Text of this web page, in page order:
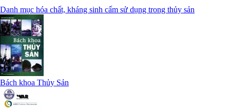
Danh mục hóa chất, kháng sinh cấm sử dụng trong thủy sản
Bách khoa Thủy Sản